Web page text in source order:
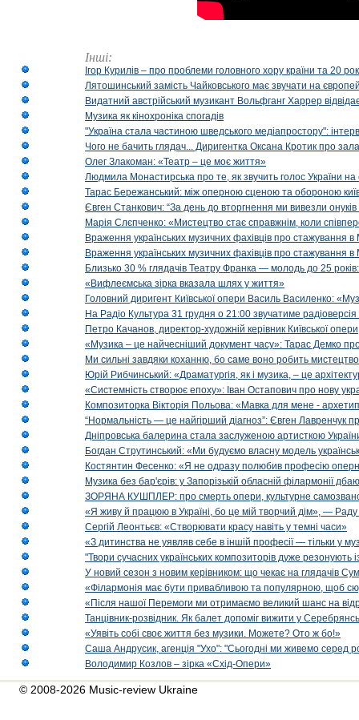
Інші:
Ігор Курилів – про проблеми головного хору країни та 20
Лятошинський замість Чайковського має звучати на
Видатний австрійський музикант Вольфганг Харрер
Музика як кінохроніка спогадів
"Україна стала частиною шведського медіапростору":
Чого не бачить глядач... Диригентка Оксана Кротик про
Олег Злакоман: «Театр – це моє життя»
Людмила Монастирська про те, як звучить голос України на
Тарас Бережанський: між оперною сценою та обороною
Євген Станкович: “За день до вторгнення ми вивезли онуків
Марія Слєпченко: «Мистецтво стає справжнім, коли
Враження українських музичних фахівців про стажування
Враження українських музичних фахівців про стажування
Близько 30 % глядачів Театру Франка — молодь до 25
«Вифлеємська зірка вказала шлях у життя»
Головний диригент Київської опери Василь Василенко:
На Радіо Культура 31 грудня о 21:00 звучатиме
Петро Качанов, директор-художній керівник Київської опери
«Музика – це найчесніший документ часу»: Тарас Демко
Ми сильні завдяки коханню, бо саме воно робить
Юрій Рибчинський: «Драматургія, як і музика, – це
«Системність створює епоху»: Іван Остапович про нову
Композиторка Вікторія Польова: «Мавка для мене -
“Нормальність — це найгірший діагноз”: Євген Лавренчук
Дніпровська балерина стала заслуженою артисткою
Богдан Струтинський: «Ми будуємо власну модель
Костянтин Фесенко: «Я не одразу полюбив професію
Музика без бар'єрів: у Запорізькій обласній філармонії
ЗОРЯНА КУШПЛЕР: про смерть опери, культурне
«Я живу й працюю в Україні, бо це мій творчий дім», — Раду
Сергій Леонтьєв: «Створювати красу навіть у темні часи»
«З дитинства не уявляв себе в іншій професії — тільки у
"Твори сучасних українських композиторів дуже резонують
У новий сезон з новим керівником: що чекає на глядачів
«Філармонія має бути привабливою та популярною, щоб
«Після нашої Перемоги ми отримаємо великий шанс на
Танцівник-розвідник. Як балет допоміг вижити у
«Уявіть собі своє життя без музики. Можете? Ото ж бо!»
Саша Андрусик, агенція "Ухо": "Сьогодні ми живемо серед
Володимир Козлов – зірка «Схід-Опери»
© 2008-2026 Music-review Ukraine